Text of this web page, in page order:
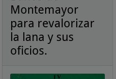
Montemayor
para revalorizar
la lana y sus
oficios.